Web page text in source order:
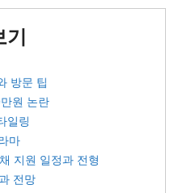
방문 팁
원 논란
일링
마
지원 일정과 전형
전망